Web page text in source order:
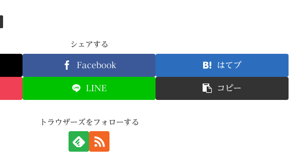
シェアする
Facebook はてブ
LINE コピー
トラウザーズをフォローする